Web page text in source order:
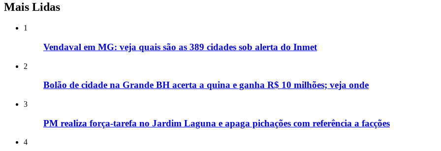
Mais Lidas
1
Vendaval em MG: veja quais são as 389 cidades sob alerta do Inmet
2
Bolão de cidade na Grande BH acerta a quina e ganha R$ 10 milhões; veja onde
3
PM realiza força-tarefa no Jardim Laguna e apaga pichações com referência a facções
4